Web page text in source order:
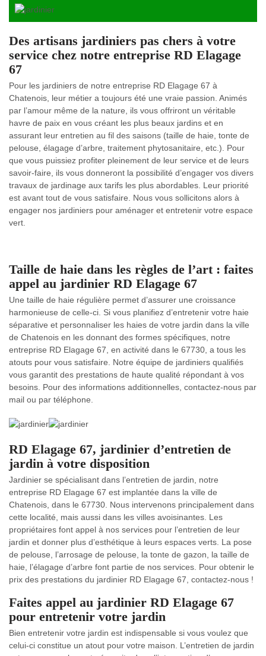
Des artisans jardiniers pas chers à votre
service chez notre entreprise RD Elagage
67
Pour les jardiniers de notre entreprise RD Elagage 67 à
Chatenois, leur métier a toujours été une vraie passion. Animés
par l’amour même de la nature, ils vous offriront un véritable
havre de paix en vous créant les plus beaux jardins et en
assurant leur entretien au fil des saisons (taille de haie, tonte de
pelouse, élagage d’arbre, traitement phytosanitaire, etc.). Pour
que vous puissiez profiter pleinement de leur service et de leurs
savoir-faire, ils vous donneront la possibilité d’engager vos divers
travaux de jardinage aux tarifs les plus abordables. Leur priorité
est avant tout de vous satisfaire. Nous vous sollicitons alors à
engager nos jardiniers pour aménager et entretenir votre espace
vert.
Taille de haie dans les règles de l’art : faites
appel au jardinier RD Elagage 67
Une taille de haie régulière permet d’assurer une croissance
harmonieuse de celle-ci. Si vous planifiez d’entretenir votre haie
séparative et personnaliser les haies de votre jardin dans la ville
de Chatenois en les donnant des formes spécifiques, notre
entreprise RD Elagage 67, en activité dans le 67730, a tous les
atouts pour vous satisfaire. Notre équipe de jardiniers qualifiés
vous garantit des prestations de haute qualité répondant à vos
besoins. Pour des informations additionnelles, contactez-nous par
mail ou par téléphone.
RD Elagage 67, jardinier d’entretien de
jardin à votre disposition
Jardinier se spécialisant dans l’entretien de jardin, notre
entreprise RD Elagage 67 est implantée dans la ville de
Chatenois, dans le 67730. Nous intervenons principalement dans
cette localité, mais aussi dans les villes avoisinantes. Les
propriétaires font appel à nos services pour l’entretien de leur
jardin et donner plus d’esthétique à leurs espaces verts. La pose
de pelouse, l’arrosage de pelouse, la tonte de gazon, la taille de
haie, l’élagage d’arbre font partie de nos services. Pour obtenir le
prix des prestations du jardinier RD Elagage 67, contactez-nous !
Faites appel au jardinier RD Elagage 67
pour entretenir votre jardin
Bien entretenir votre jardin est indispensable si vous voulez que
celui-ci constitue un atout pour votre maison. L’entretien de jardin